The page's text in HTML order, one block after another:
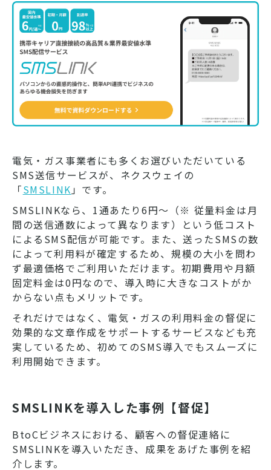
電気・ガス事業者にも多くお選びいただいている
SMS送信サービスが、ネクスウェイの
「SMSLINK 」です。
SMSLINKなら、1通あたり6円〜（※ 従量料金は月
間の送信通数によって異なります）という低コスト
によるSMS配信が可能です。また、送ったSMSの数
によって利用料が確定するため、規模の大小を問わ
ず最適価格でご利用いただけます。初期費用や月額
固定料金は0円なので、導入時に大きなコストがか
からない点もメリットです。
それだけではなく、電気・ガスの利用料金の督促に
効果的な文章作成をサポートするサービスなども充
実しているため、初めてのSMS導入でもスムーズに
利用開始できます。
SMSLINKを導入した事例【督促】
BtoCビジネスにおける、顧客への督促連絡に
SMSLINKを導入いただき、成果をあげた事例を紹
介します。